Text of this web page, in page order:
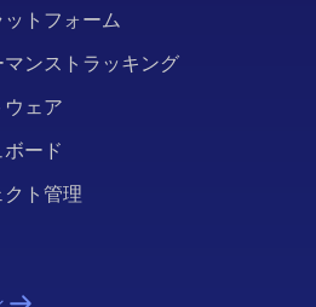
トフォーム
ンストラッキング
ェア
ード
ト管理